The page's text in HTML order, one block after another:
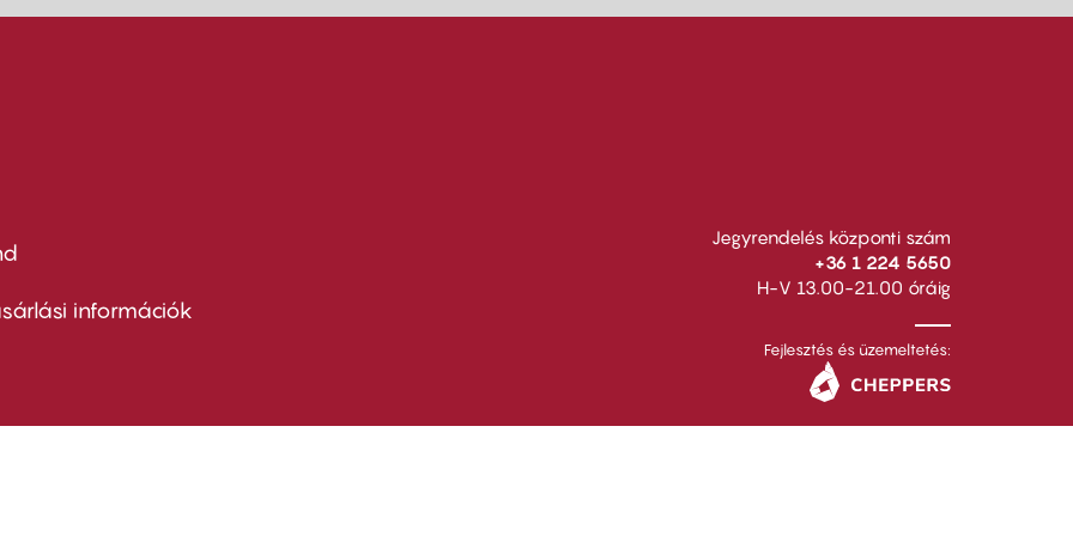
információk
Jegyrendelés központi szám
+36 1 224 5650
H-V 13.00-21.00 óráig
Fejlesztés és üzemeltetés: